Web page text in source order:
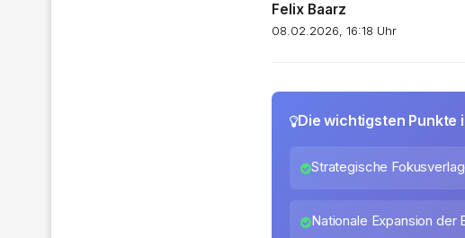
Felix Baarz
08.02.2026, 16:18 Uhr
Die wichtigsten Punkte
Strategische
Nationale Expansion der